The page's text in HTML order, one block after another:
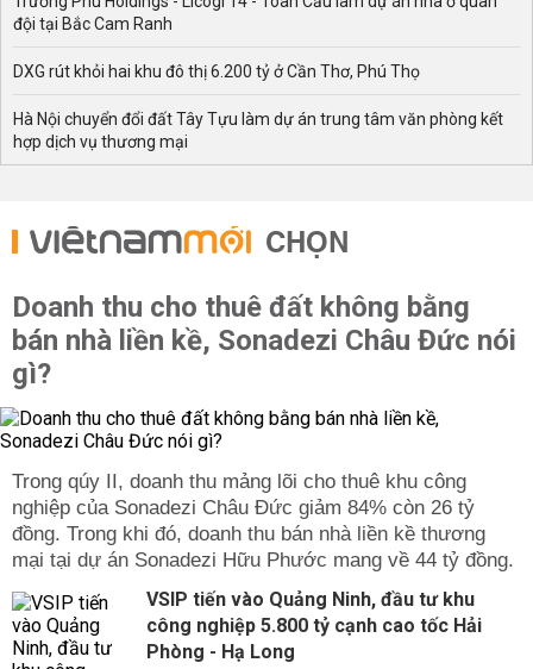
đội tại Bắc Cam Ranh
DXG rút khỏi hai khu đô thị 6.200 tỷ ở Cần Thơ, Phú Thọ
Hà Nội chuyển đổi đất Tây Tựu làm dự án trung tâm văn phòng kết
hợp dịch vụ thương mại
CHỌN
Doanh thu cho thuê đất không bằng
bán nhà liền kề, Sonadezi Châu Đức nói
gì?
Trong qúy II, doanh thu mảng lõi cho thuê khu công
nghiệp của Sonadezi Châu Đức giảm 84% còn 26 tỷ
đồng. Trong khi đó, doanh thu bán nhà liền kề thương
mại tại dự án Sonadezi Hữu Phước mang về 44 tỷ đồng.
VSIP tiến vào Quảng Ninh, đầu tư khu
công nghiệp 5.800 tỷ cạnh cao tốc Hải
Phòng - Hạ Long